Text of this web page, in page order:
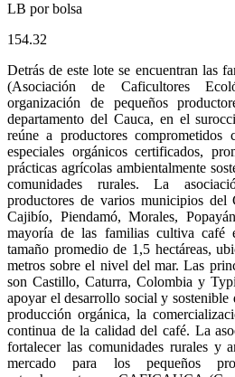
LB por bolsa
154.32
Detrás de este lote se encuentran las
(Asociación de Caficultores
organización de pequeños
departamento del Cauca, en el
reúne a productores
especiales orgánicos certificados,
prácticas agrícolas ambientalmente
comunidades rurales. La
productores de varios municipios del
Cajibío, Piendamó, Morales,
mayoría de las familias cultiva café
tamaño promedio de 1,5 hectáreas,
metros sobre el nivel del mar. Las
son Castillo, Caturra, Colombia y
apoyar el desarrollo social y sostenible
producción orgánica, la
continua de la calidad del café. La
fortalecer las comunidades rurales y
mercado para los pequeños